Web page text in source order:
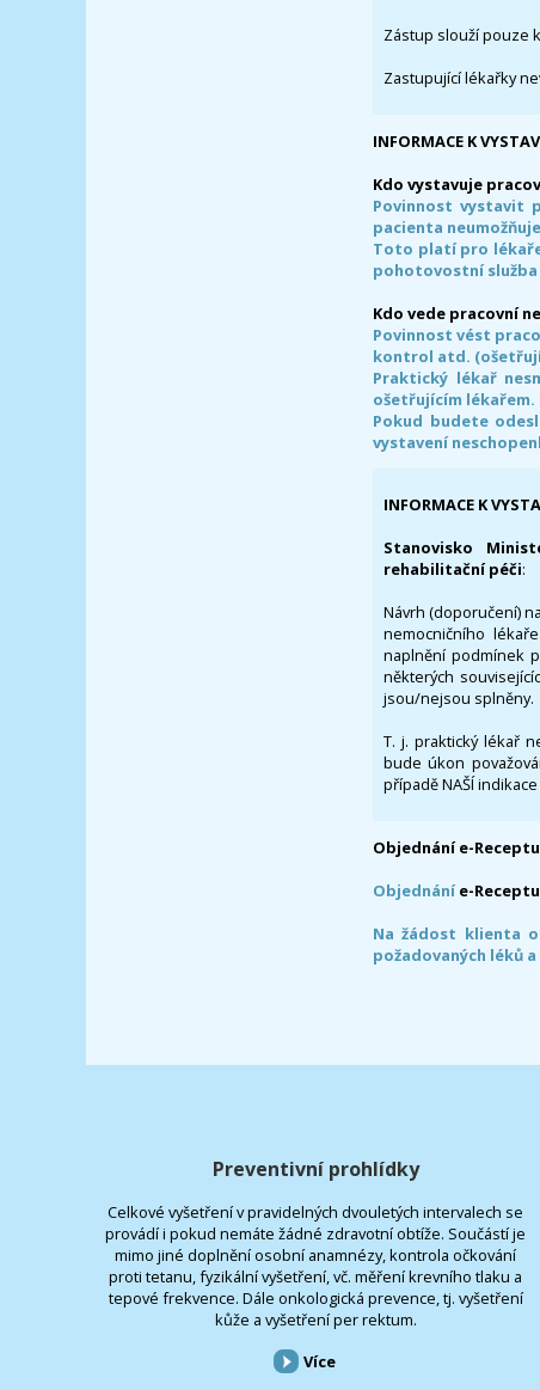
Zástup slouží pouze
Zastupující lékařky
INFORMACE K
Kdo vystavuje
Povinnost vystavit
pacienta
Toto platí pro
pohotovostní služba
Kdo vede pracovní
Povinnost vést
kontrol atd.
Praktický lékař
ošetřujícím
Pokud budete
vystavení
INFORMACE K
Stanovisko
rehabilitační péči:
Návrh (doporučení)
nemocničního
naplnění podmínek
některých
jsou/nejsou splněny.
T. j. praktický lékař
bude úkon
případě NAŠÍ
Objednání e-
Objednáníe-Receptu
Na žádost klienta
požadovaných léků
Preventivní prohlídky
Celkové vyšetření v pravidelných dvouletých intervalech se
provádí i pokud nemáte žádné zdravotní obtíže. Součástí je
mimo jiné doplnění osobní anamnézy, kontrola očkování
proti tetanu, fyzikální vyšetření, vč. měření krevního tlaku a
tepové frekvence. Dále onkologická prevence, tj. vyšetření
kůže a vyšetření per rektum.
Více